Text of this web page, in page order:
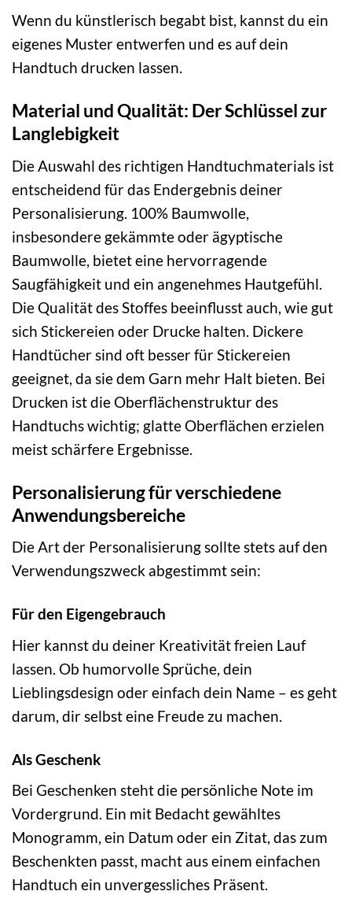
Wenn du künstlerisch begabt bist, kannst du ein
eigenes Muster entwerfen und es auf dein
Handtuch drucken lassen.
Material und Qualität: Der Schlüssel zur
Langlebigkeit
Die Auswahl des richtigen Handtuchmaterials ist
entscheidend für das Endergebnis deiner
Personalisierung. 100% Baumwolle,
insbesondere gekämmte oder ägyptische
Baumwolle, bietet eine hervorragende
Saugfähigkeit und ein angenehmes Hautgefühl.
Die Qualität des Stoffes beeinflusst auch, wie gut
sich Stickereien oder Drucke halten. Dickere
Handtücher sind oft besser für Stickereien
geeignet, da sie dem Garn mehr Halt bieten. Bei
Drucken ist die Oberflächenstruktur des
Handtuchs wichtig; glatte Oberflächen erzielen
meist schärfere Ergebnisse.
Personalisierung für verschiedene
Anwendungsbereiche
Die Art der Personalisierung sollte stets auf den
Verwendungszweck abgestimmt sein:
Für den Eigengebrauch
Hier kannst du deiner Kreativität freien Lauf
lassen. Ob humorvolle Sprüche, dein
Lieblingsdesign oder einfach dein Name – es geht
darum, dir selbst eine Freude zu machen.
Als Geschenk
Bei Geschenken steht die persönliche Note im
Vordergrund. Ein mit Bedacht gewähltes
Monogramm, ein Datum oder ein Zitat, das zum
Beschenkten passt, macht aus einem einfachen
Handtuch ein unvergessliches Präsent.